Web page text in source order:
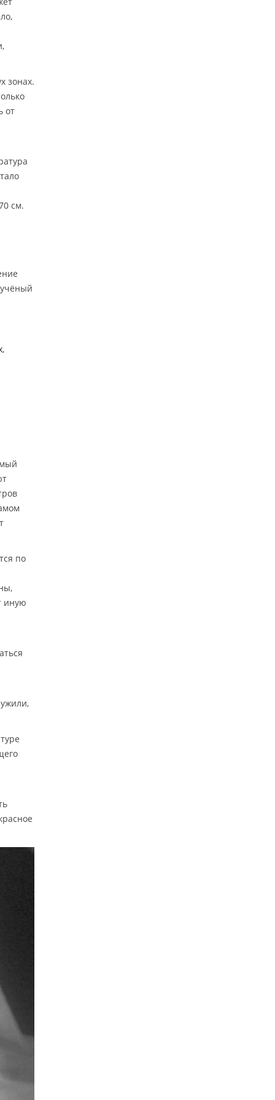
зонах.
от
см.
по
иную